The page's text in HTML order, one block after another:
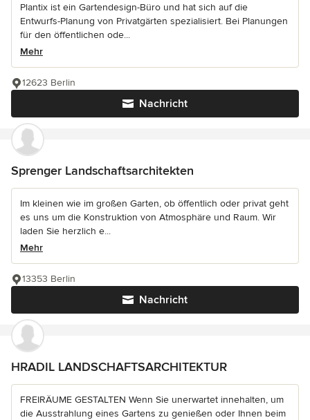
Plantix ist ein Gartendesign-Büro und hat sich auf die
Entwurfs-Planung von Privatgärten spezialisiert. Bei Planungen
für den öffentlichen ode...
Mehr
Nachricht
12623 Berlin
Sprenger Landschaftsarchitekten
Im kleinen wie im großen Garten, ob öffentlich oder privat geht
es uns um die Konstruktion von Atmosphäre und Raum. Wir
laden Sie herzlich e...
Mehr
Nachricht
13353 Berlin
HRADIL LANDSCHAFTSARCHITEKTUR
FREIRÄUME GESTALTEN Wenn Sie unerwartet innehalten, um
die Ausstrahlung eines Gartens zu genießen oder Ihnen beim